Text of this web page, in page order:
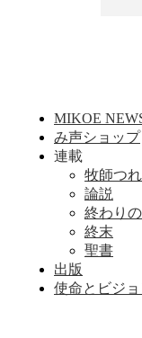
MIKOE
み声ショップ
連載
牧師つ
論説
終わり
終末
聖書
出版
使命とビジョ